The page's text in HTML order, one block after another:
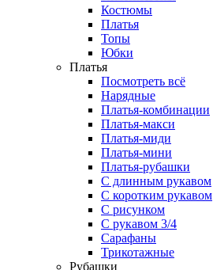
Костюмы
Платья
Топы
Юбки
Платья
Посмотреть всё
Нарядные
Платья-комбинации
Платья-макси
Платья-миди
Платья-мини
Платья-рубашки
С длинным рукавом
С коротким рукавом
С рисунком
С рукавом 3/4
Сарафаны
Трикотажные
Рубашки